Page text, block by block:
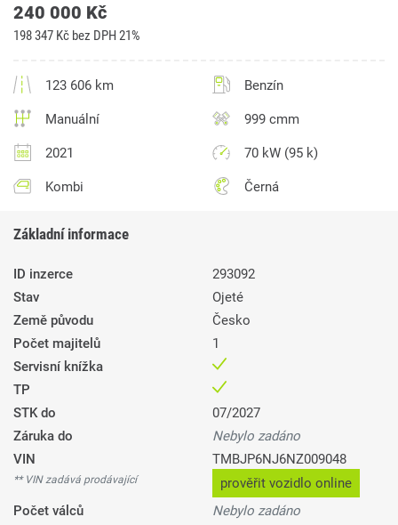
240 000 Kč
198 347 Kč bez DPH 21%
123 606 km Benzín
Manuální 999 cmm
2021 70 kW (95 k)
Kombi Černá
Základní informace
ID inzerce
293092
Stav
Ojeté
Země původu
Česko
Počet majitelů
1
Servisní knížka
TP
STK do
07/2027
Záruka do
Nebylo zadáno
VIN
** VIN zadává prodávající
TMBJP6NJ6NZ009048
prověřit vozidlo online
Počet válců
Nebylo zadáno